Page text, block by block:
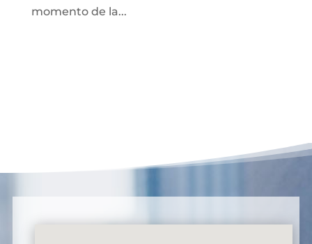
momento de la...